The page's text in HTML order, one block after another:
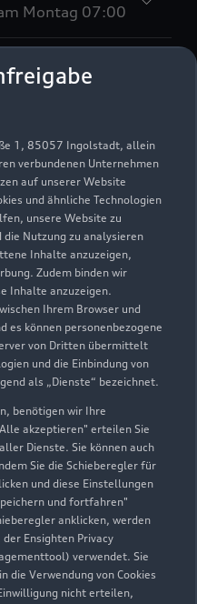
1, 85057 Ingolstadt, allein
verbundenen Unternehmen
auf unserer Website
und ähnliche Technologien
unsere Website zu
Nutzung zu analysieren
Inhalte anzuzeigen,
Zudem binden wir
Inhalte anzuzeigen.
Ihrem Browser und
es können personenbezogene
von Dritten übermittelt
und die Einbindung von
als „Dienste“ bezeichnet.
benötigen wir Ihre
akzeptieren" erteilen Sie
Dienste. Sie können auch
Sie die Schieberegler für
und diese Einstellungen
und fortfahren"
anklicken, werden
Ensighten Privacy
verwendet. Sie
Verwendung von Cookies
nicht erteilen,
Montag 07:00
Montag 07:00
bis 13:00 Uhr